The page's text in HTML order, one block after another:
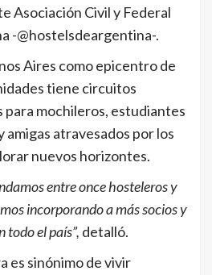
Asociación Civil y Federal
-@hostelsdeargentina-.
Aires como epicentro de
tiene circuitos
mochileros, estudiantes
amigas atravesados por los
nuevos horizontes.
entre once hosteleros y
incorporando a más socios y
todo el país”, detalló.
es sinónimo de vivir